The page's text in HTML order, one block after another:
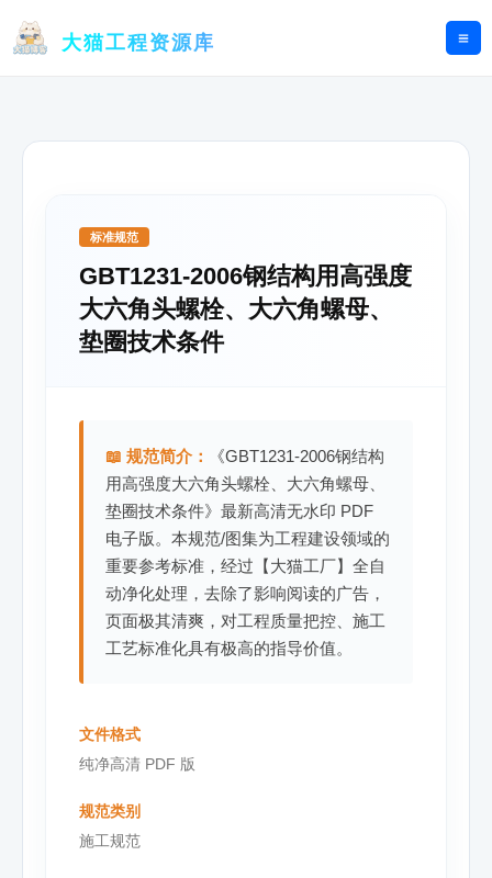
大猫工程资源库
标准规范
GBT1231-2006钢结构用高强度
大六角头螺栓、大六角螺母、
垫圈技术条件
📖 规范简介：
《GBT1231-2006钢结构
用高强度大六角头螺栓、大六角螺母、
垫圈技术条件》最新高清无水印 PDF
电子版。本规范/图集为工程建设领域的
重要参考标准，经过【大猫工厂】全自
动净化处理，去除了影响阅读的广告，
页面极其清爽，对工程质量把控、施工
工艺标准化具有极高的指导价值。
文件格式
纯净高清 PDF 版
规范类别
施工规范